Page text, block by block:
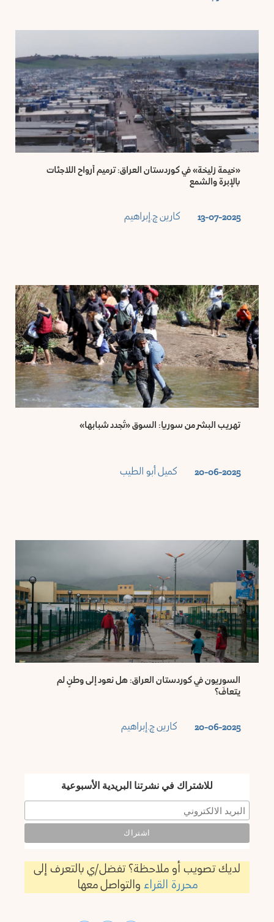
«خيمة زليخة» في كوردستان العراق: ترميم أرواح اللاجئات
بالإبرة والشمع
كارين چ.إبراهيم 13-07-2025
تهريب البشر من سوريا: السوق «تُجدد شبابها»
كميل أبو الطيب 20-06-2025
السوريون في كوردستان العراق: هل نعود إلى وطنٍ لم
يتعافَ؟
كارين چ.إبراهيم 20-06-2025
للاشتراك في نشرتنا البريدية الأسبوعية
لديك تصويب أو ملاحظة؟ تفضل/ي بالتعرف إلى
محررة القراء والتواصل معها